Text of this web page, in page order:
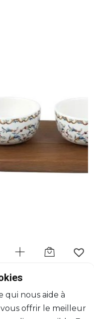
l: 15cm
qui nous aide à
offrir le meilleur